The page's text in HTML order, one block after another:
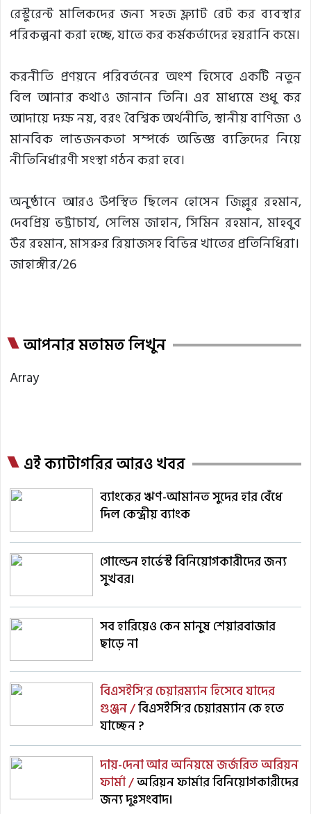
রেস্টুরেন্ট মালিকদের জন্য সহজ ফ্ল্যাট রেট কর ব্যবস্থার
পরিকল্পনা করা হচ্ছে, যাতে কর কর্মকর্তাদের হয়রানি কমে।
করনীতি প্রণয়নে পরিবর্তনের অংশ হিসেবে একটি নতুন
বিল আনার কথাও জানান তিনি। এর মাধ্যমে শুধু কর
আদায়ে দক্ষ নয়, বরং বৈশ্বিক অর্থনীতি, স্থানীয় বাণিজ্য ও
মানবিক লাভজনকতা সম্পর্কে অভিজ্ঞ ব্যক্তিদের নিয়ে
নীতিনির্ধারণী সংস্থা গঠন করা হবে।
অনুষ্ঠানে আরও উপস্থিত ছিলেন হোসেন জিল্লুর রহমান,
দেবপ্রিয় ভট্টাচার্য, সেলিম জাহান, সিমিন রহমান, মাহবুব
উর রহমান, মাসরুর রিয়াজসহ বিভিন্ন খাতের প্রতিনিধিরা।
জাহাঙ্গীর/26
আপনার মতামত লিখুন
Array
এই ক্যাটাগরির আরও খবর
ব্যাংকের ঋণ-আমানত সুদের হার বেঁধে
দিল কেন্দ্রীয় ব্যাংক
গোল্ডেন হার্ভেস্ট বিনিয়োগকারীদের জন্য
সুখবর।
সব হারিয়েও কেন মানুষ শেয়ারবাজার
ছাড়ে না
বিএসইসি‘র চেয়ারম্যান হিসেবে যাদের
গুঞ্জন /বিএসইসি‘র চেয়ারম্যান কে হতে
যাচ্ছেন ?
দায়-দেনা আর অনিয়মে জর্জরিত অরিয়ন
ফার্মা /অরিয়ন ফার্মার বিনিয়োগকারীদের
জন্য দুঃসংবাদ।